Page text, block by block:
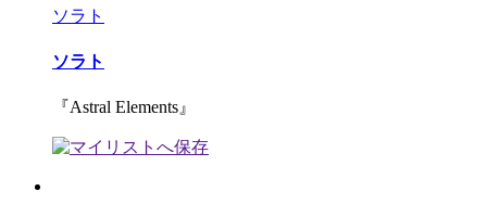
ソラト
ソラト
『Astral Elements』